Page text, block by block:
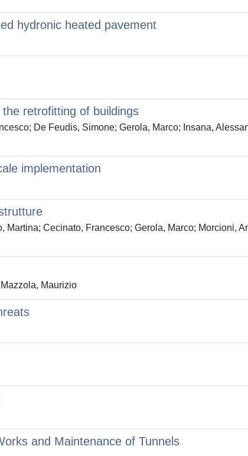
hydronic heated pavement
retrofitting of buildings
De Feudis, Simone; Gerola, Marco; Insana,
implementation
Cecinato, Francesco; Gerola, Marco; Morcioni,
Maurizio
and Maintenance of Tunnels